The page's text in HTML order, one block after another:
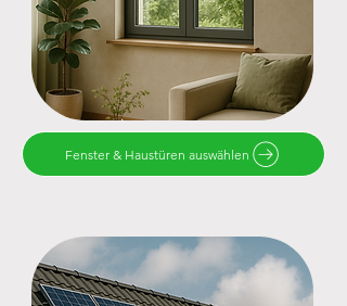
Fenster & Haustüren auswählen